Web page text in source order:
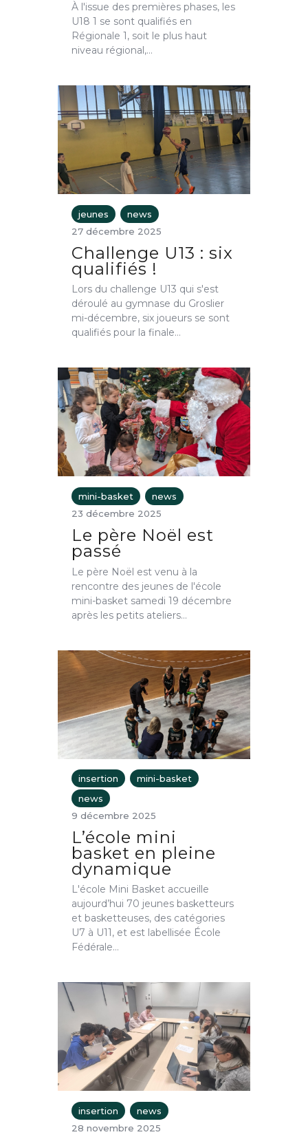
À l'issue des premières phases, les
U18 1 se sont qualifiés en
Régionale 1, soit le plus haut
niveau régional,…
jeunes
news
27 décembre 2025
Challenge U13 : six
qualifiés !
Lors du challenge U13 qui s'est
déroulé au gymnase du Groslier
mi-décembre, six joueurs se sont
qualifiés pour la finale…
mini-basket
news
23 décembre 2025
Le père Noël est
passé
Le père Noël est venu à la
rencontre des jeunes de l'école
mini-basket samedi 19 décembre
après les petits ateliers…
insertion
mini-basket
news
9 décembre 2025
L’école mini
basket en pleine
dynamique
L'école Mini Basket accueille
aujourd’hui 70 jeunes basketteurs
et basketteuses, des catégories
U7 à U11, et est labellisée École
Fédérale…
insertion
news
28 novembre 2025